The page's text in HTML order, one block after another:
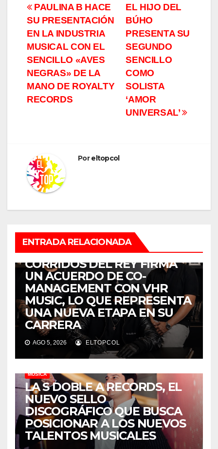
Navegación
de
entradas
EL HIJO DEL
BÚHO
PRESENTA SU
SEGUNDO
SENCILLO
COMO
SOLISTA
‘AMOR
UNIVERSAL’
PAULINA B HACE
SU PRESENTACIÓN
EN LA INDUSTRIA
MUSICAL CON EL
SENCILLO «AVES
NEGRAS» DE LA
MANO DE ROYALTY
RECORDS
Poreltopcol
ENTRADA RELACIONADA
CORRIDOS DEL REY FIRMA
UN ACUERDO DE CO-
MANAGEMENT CON VHR
MUSIC, LO QUE REPRESENTA
UNA NUEVA ETAPA EN SU
CARRERA
AGO 5, 2026 ELTOPCOL
MÚSICA
LA S DOBLE A RECORDS, EL
NUEVO SELLO
DISCOGRÁFICO QUE BUSCA
POSICIONAR A LOS NUEVOS
TALENTOS MUSICALES